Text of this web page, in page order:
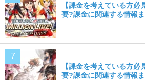
【課金を考えている方
要?課金に関連する情報
【課金を考えている方
要?課金に関連する情報